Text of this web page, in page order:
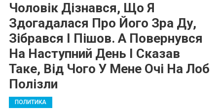
Чоловік Дізнався, Що Я
Здогадалася Про Його Зра Ду,
Зібрався І Пішов. А Повернувся
На Наступний День І Сказав
Таке, Від Чого У Мене Очі На Лоб
Полізли
ПОЛИТИКА